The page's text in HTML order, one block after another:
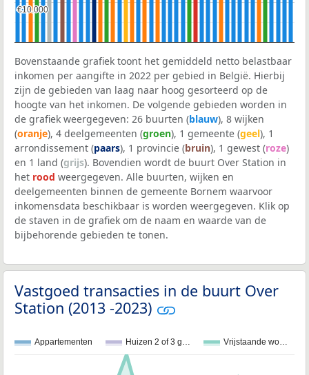
€10.000
€10.000
Bovenstaande grafiek toont het gemiddeld netto belastbaar
inkomen per aangifte in 2022 per gebied in België. Hierbij
zijn de gebieden van laag naar hoog gesorteerd op de
hoogte van het inkomen. De volgende gebieden worden in
de grafiek weergegeven: 26 buurten (blauw), 8 wijken
(oranje), 4 deelgemeenten (groen), 1 gemeente (geel), 1
arrondissement (paars), 1 provincie (bruin), 1 gewest (roze)
en 1 land (grijs). Bovendien wordt de buurt Over Station in
het rood weergegeven. Alle buurten, wijken en
deelgemeenten binnen de gemeente Bornem waarvoor
inkomensdata beschikbaar is worden weergegeven. Klik op
de staven in de grafiek om de naam en waarde van de
bijbehorende gebieden te tonen.
Vastgoed transacties in de buurt Over
Station (2013 -2023)
Appartementen Huizen 2 of 3 g… Vrijstaande wo…